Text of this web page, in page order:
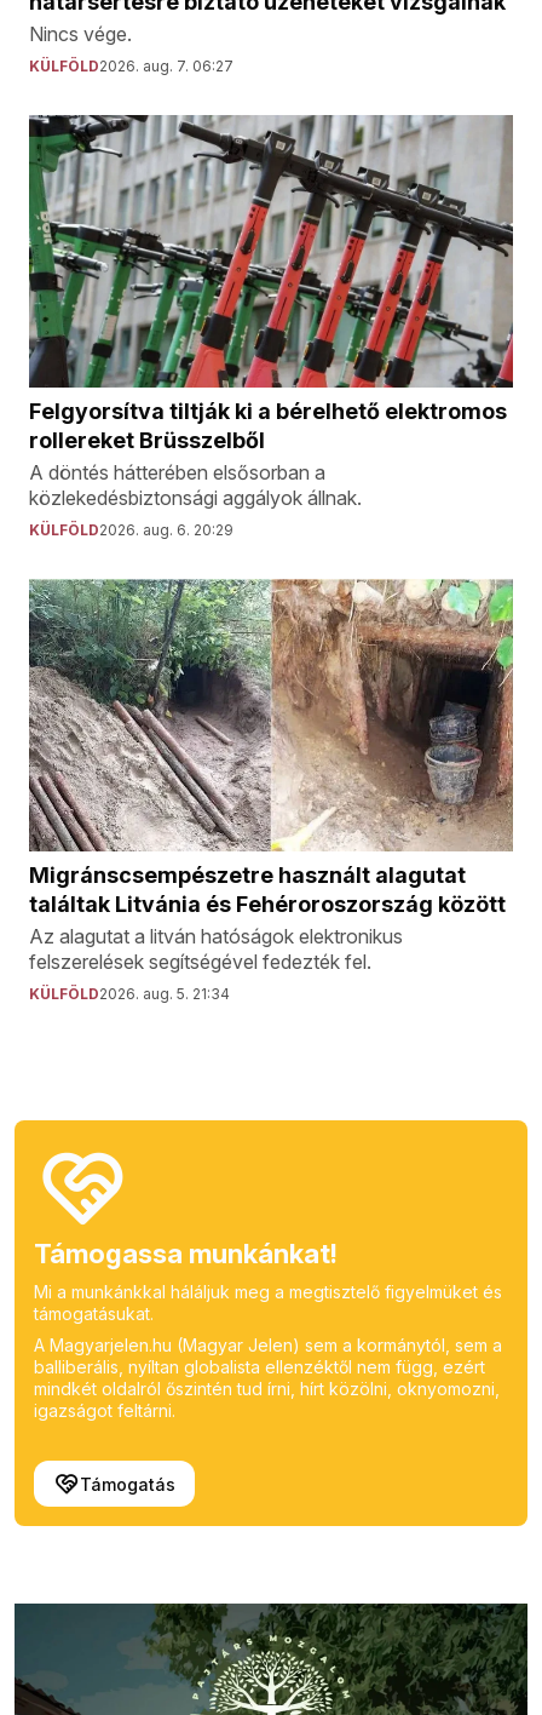
Nincs vége.
KÜLFÖLD2026. aug. 7. 06:27
Felgyorsítva tiltják ki a bérelhető elektromos
rollereket Brüsszelből
A döntés hátterében elsősorban a
közlekedésbiztonsági aggályok állnak.
KÜLFÖLD2026. aug. 6. 20:29
Migránscsempészetre használt alagutat
találtak Litvánia és Fehéroroszország között
Az alagutat a litván hatóságok elektronikus
felszerelések segítségével fedezték fel.
KÜLFÖLD2026. aug. 5. 21:34
Támogassa munkánkat!
Mi a munkánkkal háláljuk meg a megtisztelő figyelmüket és
támogatásukat.
A Magyarjelen.hu (Magyar Jelen) sem a kormánytól, sem a
balliberális, nyíltan globalista ellenzéktől nem függ, ezért
mindkét oldalról őszintén tud írni, hírt közölni, oknyomozni,
igazságot feltárni.
Támogatás